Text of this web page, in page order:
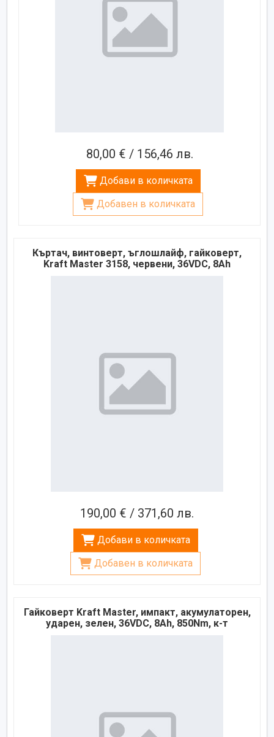
80,00 € / 156,46 лв.
Добави в количката
Добавен в количката
Къртач, винтоверт, ъглошлайф, гайковерт,
Kraft Master 3158, червени, 36VDC, 8Ah
190,00 € / 371,60 лв.
Добави в количката
Добавен в количката
Гайковерт Kraft Master, импакт, акумулаторен,
ударен, зелен, 36VDC, 8Ah, 850Nm, к-т